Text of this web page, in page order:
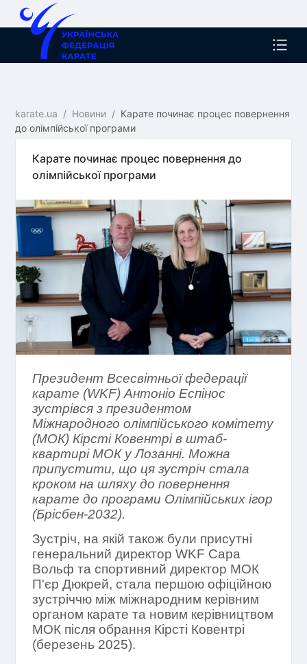
karate.ua / Новини / Карате починає процес повернення
до олімпійської програми
Карате починає процес повернення до
олімпійської програми
Президент Всесвітньої федерації
карате (WKF) Антоніо Еспінос
зустрівся з президентом
Міжнародного олімпійського комітету
(МОК) Кірсті Ковентрі в штаб-
квартирі МОК у Лозанні. Можна
припустити, що ця зустріч стала
кроком на шляху до повернення
карате до програми Олімпійських ігор
(Брісбен-2032).
Зустріч, на якій також були присутні
генеральний директор WKF Сара
Вольф та спортивний директор МОК
П'єр Дюкрей, стала першою офіційною
зустріччю між міжнародним керівним
органом карате та новим керівництвом
МОК після обрання Кірсті Ковентрі
(березень 2025).